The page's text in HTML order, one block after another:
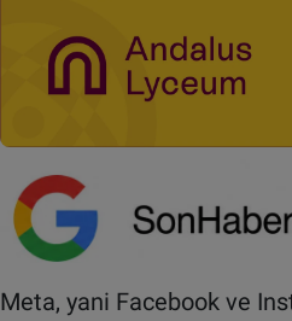
Meta, yani Facebook ve